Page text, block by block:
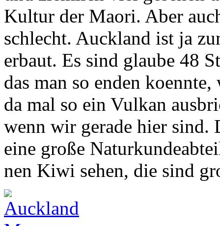
Kultur der Maori. Aber
schlecht. Auckland ist ja
erbaut. Es sind glaube 48
das man so enden
da mal so ein Vulkan
wenn wir gerade hier sind.
eine große
nen Kiwi sehen, die sind